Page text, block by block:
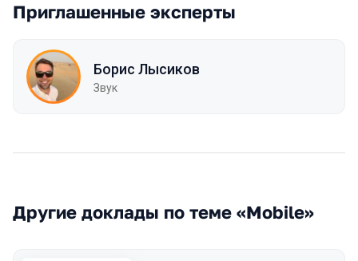
Приглашенные эксперты
Борис Лысиков
Звук
Другие доклады по теме «Mobile»